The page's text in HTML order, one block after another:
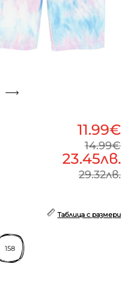
11.99€
14.99€
23.45лв.
29.32лв.
Таблица с размери
158